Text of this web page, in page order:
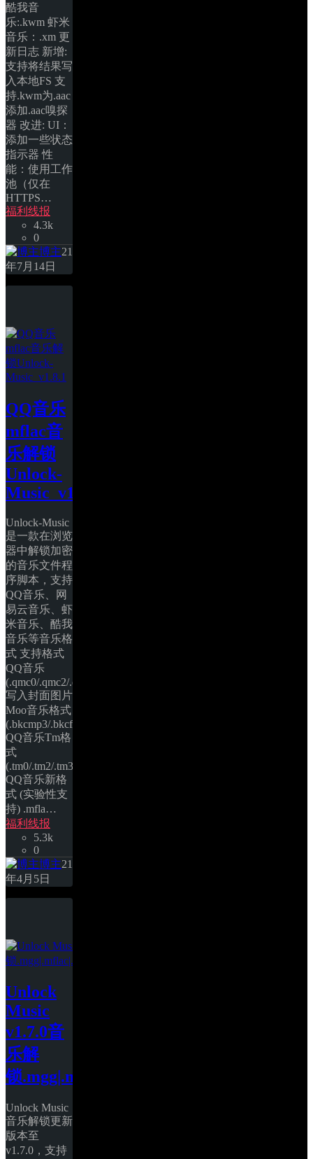
酷我音
乐:.kwm 虾米
音乐：.xm 更
新日志 新增:
支持将结果写
入本地FS 支
持.kwm为.aac
添加.aac嗅探
器 改进: UI：
添加一些状态
指示器 性
能：使用工作
池（仅在
HTTPS…
福利线报
4.3k
0
博主21
年7月14日
QQ音乐
mflac音
乐解锁
Unlock-
Music_v1.8.1
Unlock-Music
是一款在浏览
器中解锁加密
的音乐文件程
序脚本，支持
QQ音乐、网
易云音乐、虾
米音乐、酷我
音乐等音乐格
式 支持格式
QQ音乐
(.qmc0/.qmc2/.qmc3/.qmcflac/.qmcogg/.tkm)
写入封面图片
Moo音乐格式
(.bkcmp3/.bkcflac)
QQ音乐Tm格
式
(.tm0/.tm2/.tm3/.tm6)
QQ音乐新格
式 (实验性支
持) .mfla…
福利线报
5.3k
0
博主21
年4月5日
Unlock
Music
v1.7.0音
乐解
锁.mgg|.mflac|.ncm|.kwm|.kgm|.xm
Unlock Music
音乐解锁更新
版本至
v1.7.0，支持